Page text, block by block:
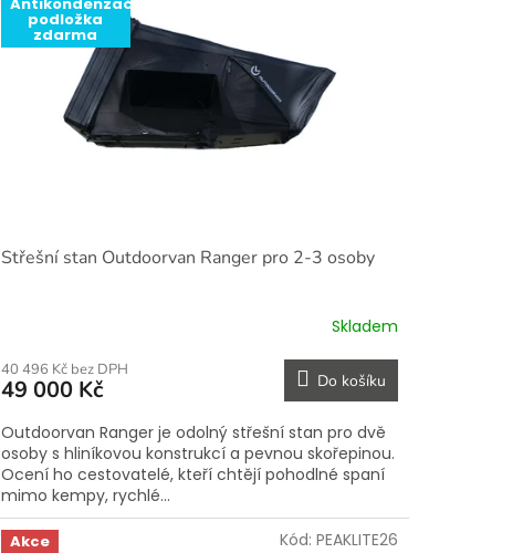
podložka
zdarma
Střešní stan Outdoorvan Ranger pro 2-3 osoby
Skladem
40 496 Kč bez DPH
49 000 Kč Do košíku
Outdoorvan Ranger je odolný střešní stan pro dvě
osoby s hliníkovou konstrukcí a pevnou skořepinou.
Ocení ho cestovatelé, kteří chtějí pohodlné spaní
mimo kempy, rychlé...
Akce
Kód: PEAKLITE26